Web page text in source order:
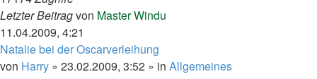
Letzter Beitragvon Master Windu
11.04.2009, 4:21
Natalie bei der Oscarverleihung
von Harry » 23.02.2009, 3:52 » in Allgemeines